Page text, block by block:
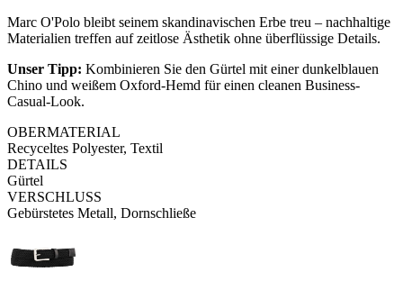
Marc O'Polo bleibt seinem skandinavischen Erbe treu – nachhaltige
Materialien treffen auf zeitlose Ästhetik ohne überflüssige Details.
Unser Tipp: Kombinieren Sie den Gürtel mit einer dunkelblauen
Chino und weißem Oxford-Hemd für einen cleanen Business-
Casual-Look.
OBERMATERIAL
Recyceltes Polyester, Textil
DETAILS
Gürtel
VERSCHLUSS
Gebürstetes Metall, Dornschließe